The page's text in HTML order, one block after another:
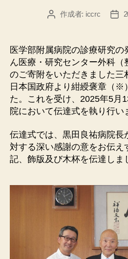
投 作成者: iccrc
投
医学部附属病院の診療研究
ん医療・研究センター外科（
のご寄附をいただきました三
日本国政府より紺綬褒章（※
た。これを受け、2025年5月
院において伝達式を執り行い
伝達式では、黒田良祐病院長
対する深い感謝の意をお伝え
記、飾版及び木杯を伝達しま